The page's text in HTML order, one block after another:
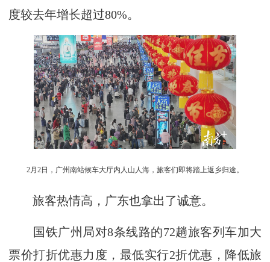
度较去年增长超过80%。
2月2日，广州南站候车大厅内人山人海，旅客们即将踏上返乡归途。
旅客热情高，广东也拿出了诚意。
国铁广州局对8条线路的72趟旅客列车加大
票价打折优惠力度，最低实行2折优惠，降低旅